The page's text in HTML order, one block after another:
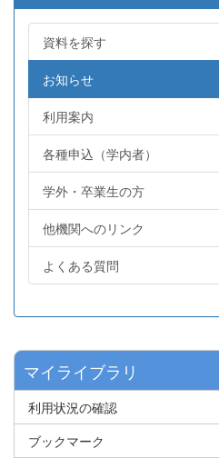
資料を探す
お知らせ
利用案内
各種申込（学内者）
学外・卒業生の方
他機関へのリンク
よくある質問
マイライブラリ
利用状況の確認
ブックマーク